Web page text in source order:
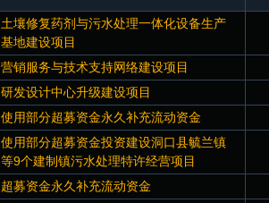
土壤修复药剂与污水处理一体化设备生产
基地建设项目
营销服务与技术支持网络建设项目
研发设计中心升级建设项目
使用部分超募资金永久补充流动资金
使用部分超募资金投资建设洞口县毓兰镇
等9个建制镇污水处理特许经营项目
超募资金永久补充流动资金